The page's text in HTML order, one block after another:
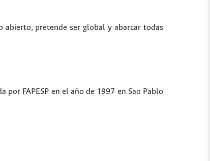
abierto, pretende ser global y abarcar todas
FAPESP en el año de 1997 en Sao Pablo